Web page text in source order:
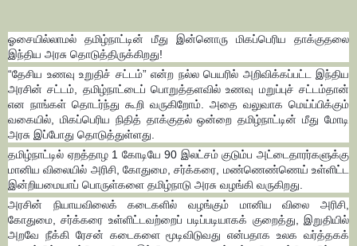
ஓசையில்லாமல் தமிழ்நாட்டின் மீது இன்னொரு மிகப்பெரிய தாக்குதலை
இந்திய அரசு தொடுத்திருக்கிறது!
“தேசிய உணவு உறுதிச் சட்டம்” என்ற நல்ல பெயரில் அறிவிக்கப்பட்ட இந்திய
அரசின் சட்டம், தமிழ்நாட்டைப் பொறுத்தளவில் உணவு மறுப்புச் சட்டம்தான்
என நாங்கள் தொடர்ந்து கூறி வருகிறோம். அதை வலுவாக மெய்ப்பிக்கும்
வகையில், மிகப்பெரிய நிதித் தாக்குதல் ஒன்றை தமிழ்நாட்டின் மீது மோடி
அரசு இப்போது தொடுத்துள்ளது.
தமிழ்நாட்டில் ஏறத்தாழ 1 கோடியே 90 இலட்சம் குடும்ப அட்டைதாரர்களுக்கு
மானிய விலையில் அரிசி, கோதுமை, சர்க்கரை, மண்ணெண்ணெய் உள்ளிட்ட
இன்றியமையாப் பொருள்களை தமிழ்நாடு அரசு வழங்கி வருகிறது.
அரசின் நியாயவிலைக் கடைகளில் வழங்கும் மானிய விலை அரிசி,
கோதுமை, சர்க்கரை உள்ளிட்டவற்றைப் படிப்படியாகக் குறைத்து, இறுதியில்
அறவே நீக்கி ரேசன் கடைகளை மூடிவிடுவது என்பதாக உலக வர்த்தகக்